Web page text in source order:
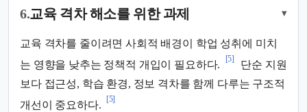
6.교육 격차 해소를 위한 과제 ▾
교육 격차를 줄이려면 사회적 배경이 학업 성취에 미치
는 영향을 낮추는 정책적 개입이 필요하다.
[5]
단순 지원
보다 접근성, 학습 환경, 정보 격차를 함께 다루는 구조적
개선이 중요하다.
[5]